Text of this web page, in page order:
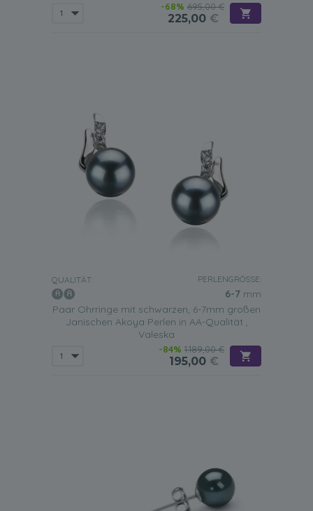
-68% 695,00 €
225,00 €
QUALITÄT: PERLENGRÖSSE:
6-7 mm
Paar Ohrringe mit schwarzen, 6-7mm großen
Janischen Akoya Perlen in AA-Qualität ,
Valeska
-84% 1.189,00 €
195,00 €